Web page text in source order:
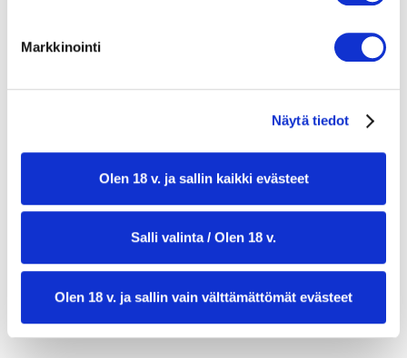
Markkinointi
Näytä tiedot
Olen 18 v. ja sallin kaikki evästeet
Salli valinta / Olen 18 v.
Olen 18 v. ja sallin vain välttämättömät evästeet
kourallinen kirsikkatomaatteja
suolaa ja mustapippuria